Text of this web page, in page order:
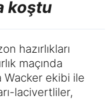
koştu
hazırlıkları
maçında
Wacker ekibi ile
lacivertliler,